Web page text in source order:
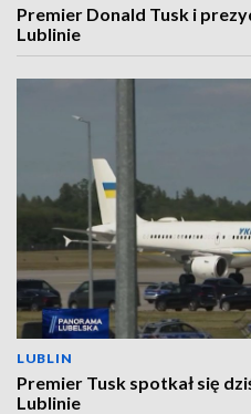
Premier Donald Tusk i
Lublinie
LUBLIN
Premier Tusk spotkał się
Lublinie